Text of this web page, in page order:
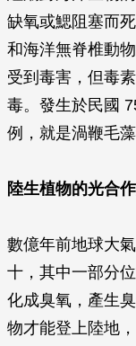
缺氧或鰓阻塞而
和海洋無脊椎動
受到毒害，但毒
毒。發生於民國
例，就是渦鞭毛藻
陸生植物的光合
數億年前地球大
十，其中一部分
化成臭氧，產生
物才能登上陸地